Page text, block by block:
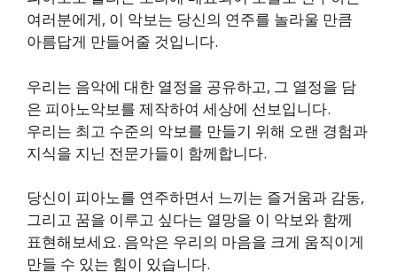
여러분에게, 이 악보는 당신의 연주를 놀라울 만큼
아름답게 만들어줄 것입니다.
우리는 음악에 대한 열정을 공유하고, 그 열정을 담
은 피아노악보를 제작하여 세상에 선보입니다.
우리는 최고 수준의 악보를 만들기 위해 오랜 경험과
지식을 지닌 전문가들이 함께합니다.
당신이 피아노를 연주하면서 느끼는 즐거움과 감동,
그리고 꿈을 이루고 싶다는 열망을 이 악보와 함께
표현해보세요. 음악은 우리의 마음을 크게 움직이게
만들 수 있는 힘이 있습니다.